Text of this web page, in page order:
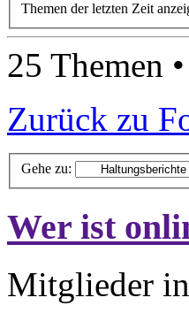
Themen der letzten Zeit
25 Themen
Zurück zu
Gehe zu:
Wer ist
Mitglieder